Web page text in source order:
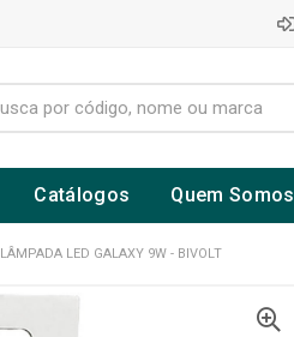
Catálogos Quem Somos
LÂMPADA LED GALAXY 9W - BIVOLT